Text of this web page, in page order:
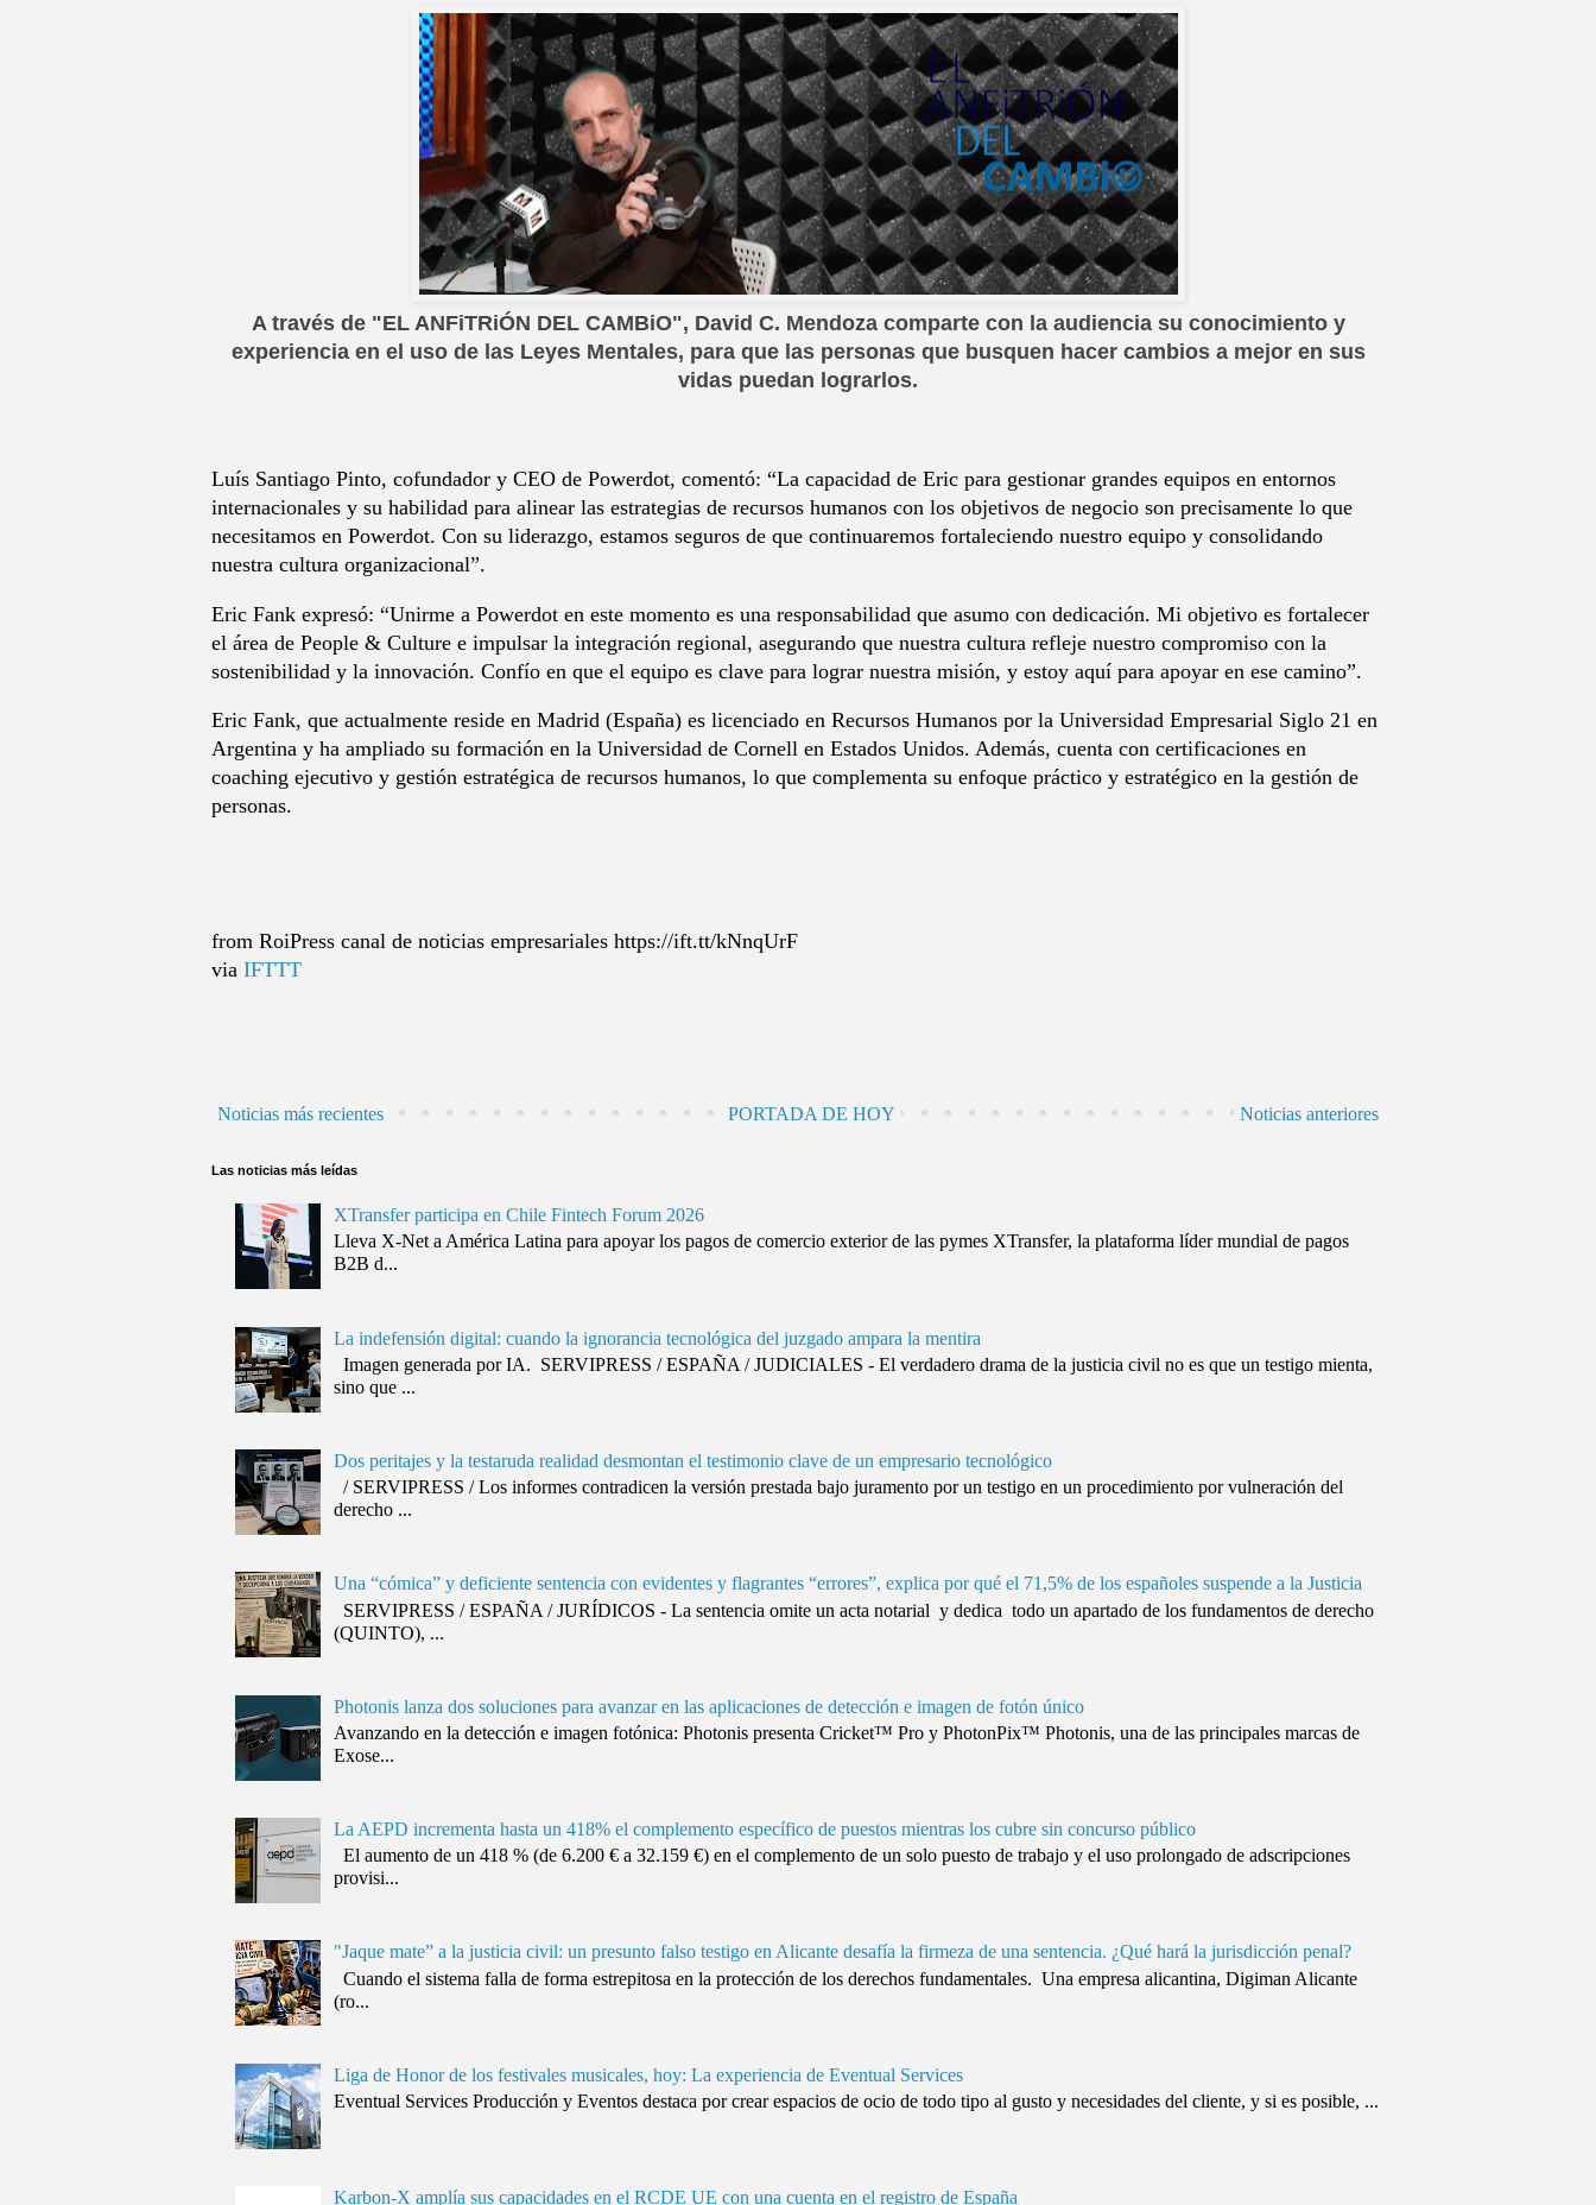
A través de "EL ANFiTRiÓN DEL CAMBiO", David C. Mendoza comparte con la audiencia su conocimiento y
experiencia en el uso de las Leyes Mentales, para que las personas que busquen hacer cambios a mejor en sus
vidas puedan lograrlos.
Luís Santiago Pinto, cofundador y CEO de Powerdot, comentó: “La capacidad de Eric para gestionar grandes equipos en entornos
internacionales y su habilidad para alinear las estrategias de recursos humanos con los objetivos de negocio son precisamente lo que
necesitamos en Powerdot. Con su liderazgo, estamos seguros de que continuaremos fortaleciendo nuestro equipo y consolidando
nuestra cultura organizacional”.
Eric Fank expresó: “Unirme a Powerdot en este momento es una responsabilidad que asumo con dedicación. Mi objetivo es fortalecer
el área de People & Culture e impulsar la integración regional, asegurando que nuestra cultura refleje nuestro compromiso con la
sostenibilidad y la innovación. Confío en que el equipo es clave para lograr nuestra misión, y estoy aquí para apoyar en ese camino”.
Eric Fank, que actualmente reside en Madrid (España) es licenciado en Recursos Humanos por la Universidad Empresarial Siglo 21 en
Argentina y ha ampliado su formación en la Universidad de Cornell en Estados Unidos. Además, cuenta con certificaciones en
coaching ejecutivo y gestión estratégica de recursos humanos, lo que complementa su enfoque práctico y estratégico en la gestión de
personas.
from RoiPress canal de noticias empresariales https://ift.tt/kNnqUrF
via IFTTT
Noticias más recientes Noticias anteriores
PORTADA DE HOY
Las noticias más leídas
XTransfer participa en Chile Fintech Forum 2026
Lleva X-Net a América Latina para apoyar los pagos de comercio exterior de las pymes XTransfer, la plataforma líder mundial de pagos
B2B d...
La indefensión digital: cuando la ignorancia tecnológica del juzgado ampara la mentira
Imagen generada por IA. SERVIPRESS / ESPAÑA / JUDICIALES - El verdadero drama de la justicia civil no es que un testigo mienta,
sino que ...
Dos peritajes y la testaruda realidad desmontan el testimonio clave de un empresario tecnológico
/ SERVIPRESS / Los informes contradicen la versión prestada bajo juramento por un testigo en un procedimiento por vulneración del
derecho ...
Una “cómica” y deficiente sentencia con evidentes y flagrantes “errores”, explica por qué el 71,5% de los españoles suspende a la Justicia
SERVIPRESS / ESPAÑA / JURÍDICOS - La sentencia omite un acta notarial y dedica todo un apartado de los fundamentos de derecho
(QUINTO), ...
Photonis lanza dos soluciones para avanzar en las aplicaciones de detección e imagen de fotón único
Avanzando en la detección e imagen fotónica: Photonis presenta Cricket™ Pro y PhotonPix™ Photonis, una de las principales marcas de
Exose...
La AEPD incrementa hasta un 418% el complemento específico de puestos mientras los cubre sin concurso público
El aumento de un 418 % (de 6.200 € a 32.159 €) en el complemento de un solo puesto de trabajo y el uso prolongado de adscripciones
provisi...
"Jaque mate” a la justicia civil: un presunto falso testigo en Alicante desafía la firmeza de una sentencia. ¿Qué hará la jurisdicción penal?
Cuando el sistema falla de forma estrepitosa en la protección de los derechos fundamentales. Una empresa alicantina, Digiman Alicante
(ro...
Liga de Honor de los festivales musicales, hoy: La experiencia de Eventual Services
Eventual Services Producción y Eventos destaca por crear espacios de ocio de todo tipo al gusto y necesidades del cliente, y si es posible, ...
Karbon-X amplía sus capacidades en el RCDE UE con una cuenta en el registro de España